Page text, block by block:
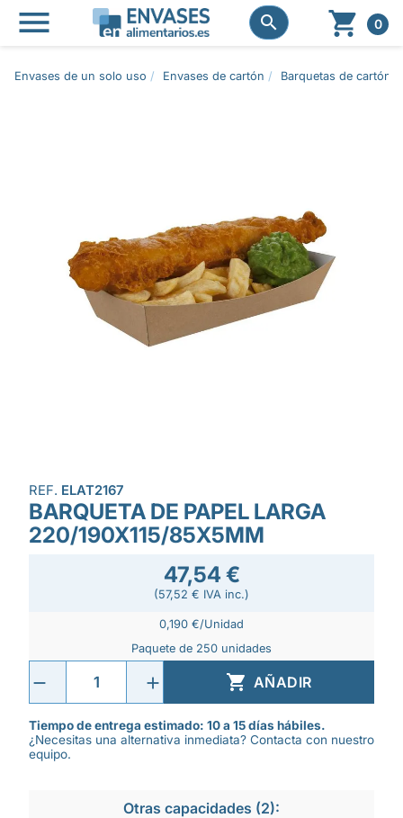
 
  0
Envases de un solo uso Envases de cartón Barquetas de cartón
REF. ELAT2167
BARQUETA DE PAPEL LARGA
220/190X115/85X5MM
47,54 €
(57,52 € IVA inc.)
0,190 €/Unidad
Paquete de 250 unidades
 AÑADIR
Tiempo de entrega estimado: 10 a 15 días hábiles.
¿Necesitas una alternativa inmediata? Contacta con nuestro
equipo.
Otras capacidades (2):